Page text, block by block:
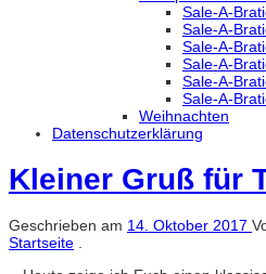
Sale-A-
Sale-A-
Sale-A-
Sale-A-
Sale-A-
Sale-A-
Weihnachten
Datenschutzerklärung
Kleiner Gruß für
Geschrieben am 14. Oktober 2017
Startseite .